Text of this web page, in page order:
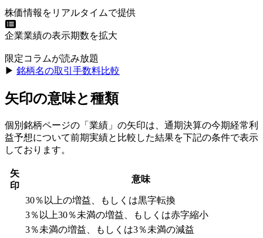
株価情報をリアルタイムで提供
企業業績の表示期数を拡大
限定コラムが読み放題
▶︎ 銘柄名の取引手数料比較
矢印の意味と種類
個別銘柄ページの「業績」の矢印は、通期決算の今期経常利
益予想について前期実績と比較した結果を下記の条件で表示
しております。
矢
印
意味
30％以上の増益、もしくは黒字転換
3％以上30％未満の増益、もしくは赤字縮小
3％未満の増益、もしくは3％未満の減益